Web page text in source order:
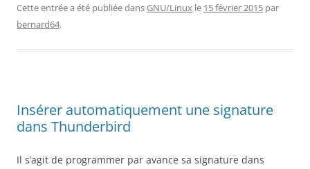
Cette entrée a été publiée dansGNU/Linux le 15 février 2015 par
bernard64.
Insérer automatiquement une signature
dans Thunderbird
Il s’agit de programmer par avance sa signature dans